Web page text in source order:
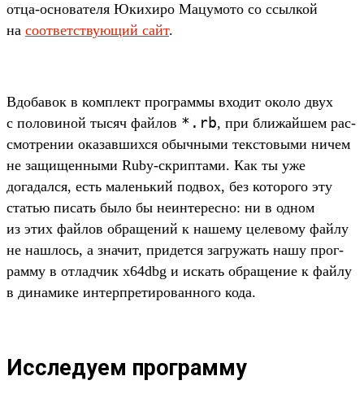
отца‑осно­вате­ля Юки­хиро Мацумо­то со ссыл­кой
на со­ответс­тву­ющий сайт.
Вдо­бавок в ком­плект прог­раммы вхо­дит око­ло двух
с полови­ной тысяч фай­лов *. rb, при бли­жай­шем рас­
смот­рении ока­зав­шихся обыч­ными тек­сто­выми ничем
не защищен­ными Ruby-скрип­тами. Как ты уже
догадал­ся, есть малень­кий под­вох, без которо­го эту
статью писать было бы неин­терес­но: ни в одном
из этих фай­лов обра­щений к нашему целево­му фай­лу
не наш­лось, а зна­чит, при­дет­ся заг­ружать нашу прог­
рамму в отладчик x64dbg и искать обра­щение к фай­лу
в динами­ке интер­пре­тиро­ван­ного кода.
Исследуем программу